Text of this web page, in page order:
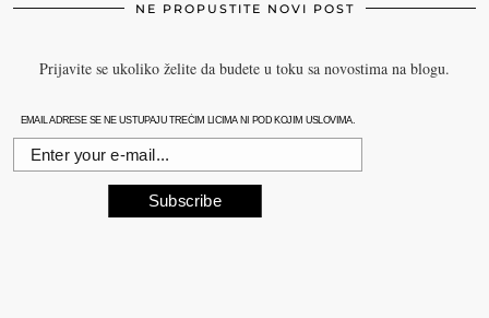
NE PROPUSTITE NOVI POST
Prijavite se ukoliko želite da budete u toku sa novostima na blogu.
Subscribe
EMAIL ADRESE SE NE USTUPAJU TREĆIM LICIMA NI POD KOJIM USLOVIMA.